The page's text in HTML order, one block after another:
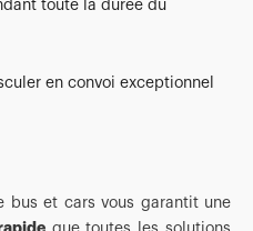
toute la durée du
en convoi exceptionnel
bus et cars vous garantit une